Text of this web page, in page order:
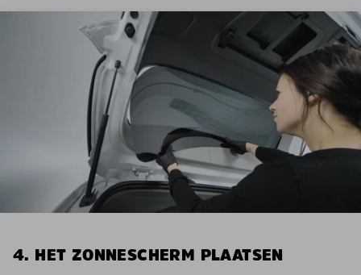
4. HET ZONNESCHERM PLAATSEN